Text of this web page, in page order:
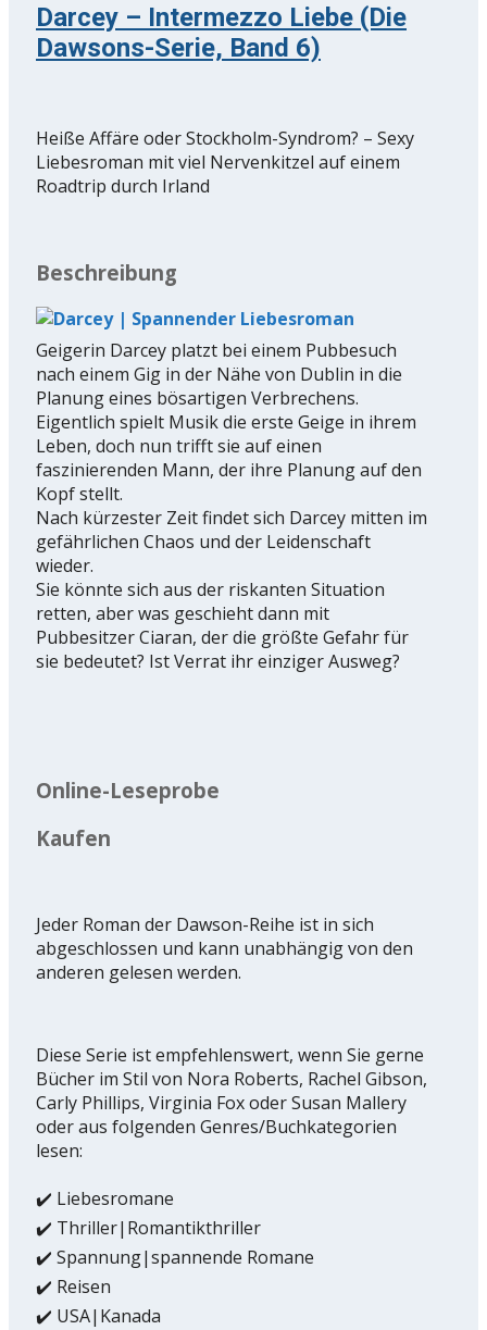
Darcey – Intermezzo Liebe (Die
Dawsons-Serie, Band 6)
Heiße Affäre oder Stockholm-Syndrom? – Sexy
Liebesroman mit viel Nervenkitzel auf einem
Roadtrip durch Irland
Beschreibung
Geigerin Darcey platzt bei einem Pubbesuch
nach einem Gig in der Nähe von Dublin in die
Planung eines bösartigen Verbrechens.
Eigentlich spielt Musik die erste Geige in ihrem
Leben, doch nun trifft sie auf einen
faszinierenden Mann, der ihre Planung auf den
Kopf stellt.
Nach kürzester Zeit findet sich Darcey mitten im
gefährlichen Chaos und der Leidenschaft
wieder.
Sie könnte sich aus der riskanten Situation
retten, aber was geschieht dann mit
Pubbesitzer Ciaran, der die größte Gefahr für
sie bedeutet? Ist Verrat ihr einziger Ausweg?
Online-Leseprobe
Kaufen
Jeder Roman der Dawson-Reihe ist in sich
abgeschlossen und kann unabhängig von den
anderen gelesen werden.
Diese Serie ist empfehlenswert, wenn Sie gerne
Bücher im Stil von Nora Roberts, Rachel Gibson,
Carly Phillips, Virginia Fox oder Susan Mallery
oder aus folgenden Genres/Buchkategorien
lesen:
✔️ Liebesromane
✔️ Thriller|Romantikthriller
✔️ Spannung|spannende Romane
✔️ Reisen
✔️ USA|Kanada